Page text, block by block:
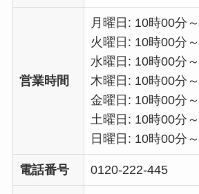
営業時間
月曜日: 10時00分
火曜日: 10時00分
水曜日: 10時00分
木曜日: 10時00分
金曜日: 10時00分
土曜日: 10時00分
日曜日: 10時00分
電話番号 0120-222-445